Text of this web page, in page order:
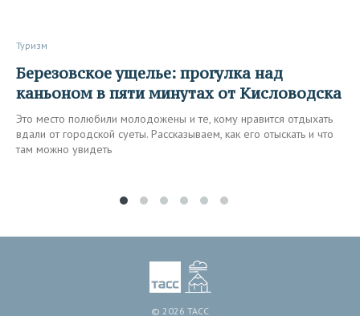
Туризм
Березовское ущелье: прогулка над
каньоном в пяти минутах от Кисловодска
Это место полюбили молодожены и те, кому нравится отдыхать
вдали от городской суеты. Рассказываем, как его отыскать и что
там можно увидеть
© 2026 ТАСС